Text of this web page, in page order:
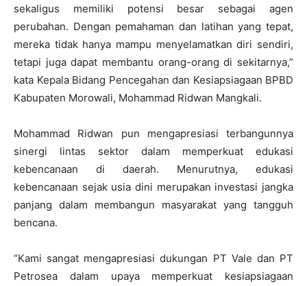
sekaligus memiliki potensi besar sebagai agen
perubahan. Dengan pemahaman dan latihan yang tepat,
mereka tidak hanya mampu menyelamatkan diri sendiri,
tetapi juga dapat membantu orang-orang di sekitarnya,”
kata Kepala Bidang Pencegahan dan Kesiapsiagaan BPBD
Kabupaten Morowali, Mohammad Ridwan Mangkali.
Mohammad Ridwan pun mengapresiasi terbangunnya
sinergi lintas sektor dalam memperkuat edukasi
kebencanaan di daerah. Menurutnya, edukasi
kebencanaan sejak usia dini merupakan investasi jangka
panjang dalam membangun masyarakat yang tangguh
bencana.
“Kami sangat mengapresiasi dukungan PT Vale dan PT
Petrosea dalam upaya memperkuat kesiapsiagaan